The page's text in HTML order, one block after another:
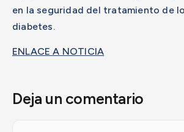
en la seguridad del tratamiento de
diabetes.
ENLACE A NOTICIA
Deja un comentario